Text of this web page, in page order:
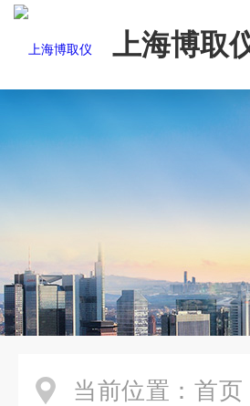
上海博取
当前位置： 首页